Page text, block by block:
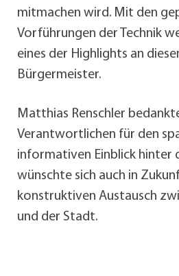
mitmachen wird. Mit den
Vorführungen der Technik
eines der Highlights an
Bürgermeister.
Matthias Renschler
Verantwortlichen für den
informativen Einblick hinter
wünschte sich auch in
konstruktiven Austausch
und der Stadt.